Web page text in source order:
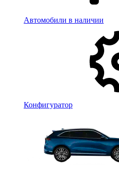
Автомобили в наличии
Конфигуратор